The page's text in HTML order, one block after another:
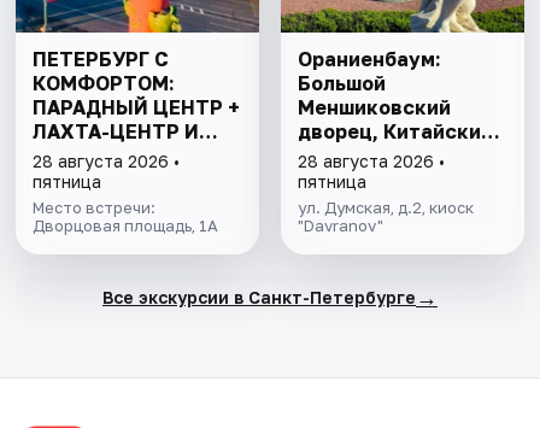
ПЕТЕРБУРГ С
КОМФОРТОМ:
ПАРАДНЫЙ ЦЕНТР +
ЛАХТА-ЦЕНТР И
ФИНСКИЙ ЗАЛИВ
28 августа 2026 •
пятница
Место встречи:
Дворцовая площадь, 1А
Ораниенбаум:
Большой
Меншиковский
дворец, Китайский
дворец, парк
28 августа 2026 •
пятница
ул. Думская, д.2, киоск
"Davranov"
Все экскурсии в Санкт-Петербурге →